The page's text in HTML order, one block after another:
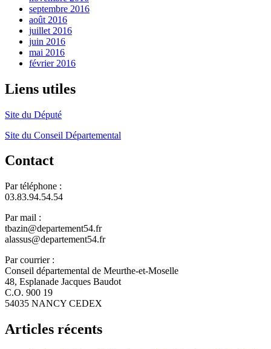
septembre 2016
août 2016
juillet 2016
juin 2016
mai 2016
février 2016
Liens utiles
Site du Député
Site du Conseil Départemental
Contact
Par téléphone :
03.83.94.54.54
Par mail :
tbazin@departement54.fr
alassus@departement54.fr
Par courrier :
Conseil départemental de Meurthe-et-Moselle
48, Esplanade Jacques Baudot
C.O. 900 19
54035 NANCY CEDEX
Articles récents